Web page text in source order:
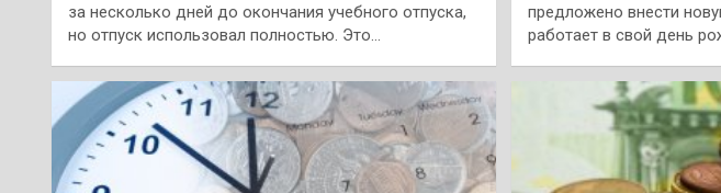
за несколько дней до окончания учебного отпуска,
но отпуск использовал полностью. Это…
предложено внести
работает в свой день